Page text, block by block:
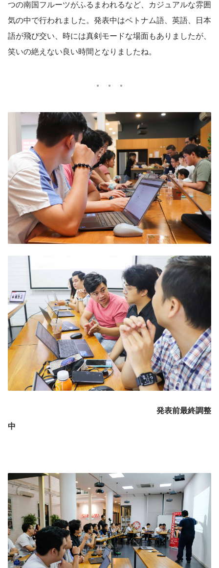
つの南国フルーツがふるまわれるなど、カジュアルな雰囲
気の中で行われました。発表中はベトナム語、英語、日本
語が飛び交い、時には真剣モードな場面もありましたが、
笑いの絶えない良い時間となりましたね。
発表前最終調整
中